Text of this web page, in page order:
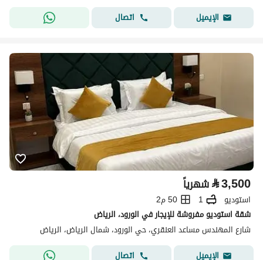
الإيميل
اتصال
⃁3,500 شهرياً
استوديو 1
50 م2
شقة استوديو مفروشة للإيجار في الورود، الرياض
شارع المهندس مساعد العنقري، حي الورود، شمال الرياض، الرياض
الإيميل
اتصال